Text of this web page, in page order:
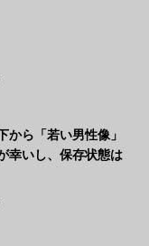
から「若い男性像」
幸いし、保存状態は